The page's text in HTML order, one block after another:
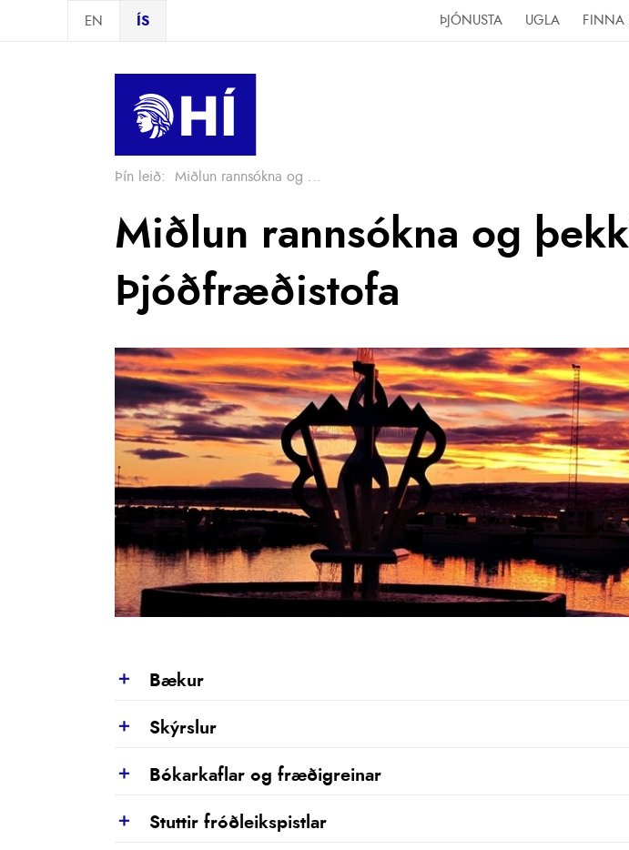
Skip to main content
EN ÍS FINNA
UGLA
ÞJÓNUSTA
Þín leið: Miðlun rannsókna og ...
Miðlun rannsókna og
Þjóðfræðistofa
ShowBækur
ShowSkýrslur
ShowBókarkaflar og fræðigreinar
ShowStuttir fróðleikspistlar